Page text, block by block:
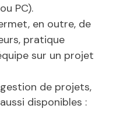
PC).
en outre, de
pratique
sur un projet
de projets,
disponibles :